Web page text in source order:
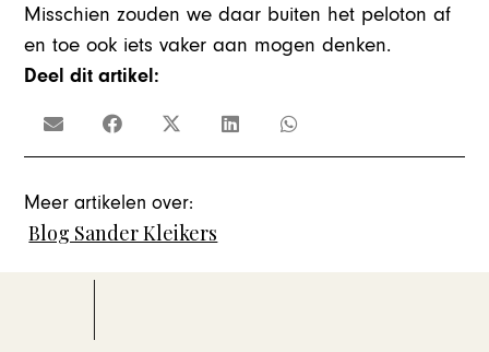
Misschien zouden we daar buiten het peloton af
en toe ook iets vaker aan mogen denken.
Deel dit artikel:
Meer artikelen over:
Blog Sander Kleikers